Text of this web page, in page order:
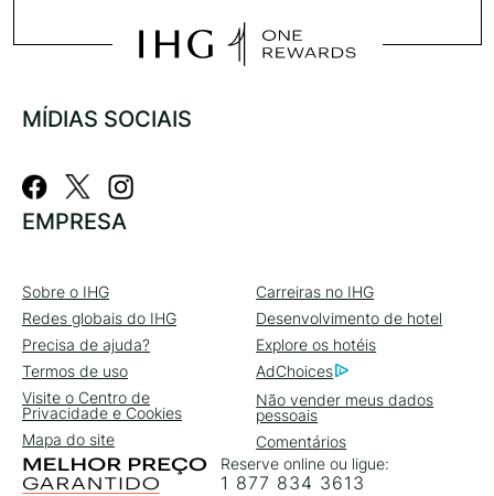
MÍDIAS SOCIAIS
EMPRESA
Sobre o IHG
Carreiras no IHG
Redes globais do IHG
Desenvolvimento de hotel
Precisa de ajuda?
Explore os hotéis
Termos de uso
AdChoices
Visite o Centro de
Privacidade e Cookies
Não vender meus dados
pessoais
Mapa do site
Comentários
Reserve online ou ligue:
1 877 834 3613